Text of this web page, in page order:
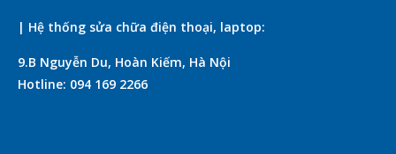
| Hệ thống sửa chữa điện thoại, laptop:
9.B Nguyễn Du, Hoàn Kiếm, Hà Nội
Hotline: 094 169 2266